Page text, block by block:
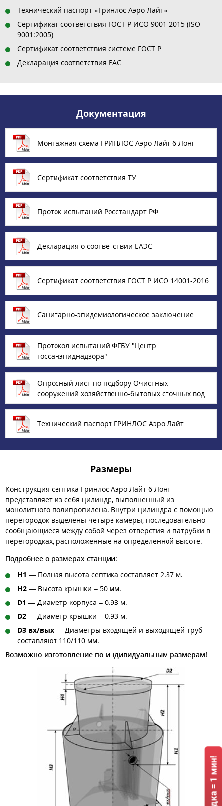
Технический паспорт «Гринлос Аэро Лайт»
Сертификат соответствия ГОСТ Р ИСО 9001-2015 (ISO
9001:2005)
Сертификат соответствия системе ГОСТ Р
Декларация соответствия EAC
Документация
Монтажная схема ГРИНЛОС Аэро Лайт 6 Лонг
Сертификат соответствия ТУ
Проток испытаний Росстандарт РФ
Декларация о соответствии ЕАЭС
Сертификат соответствия ГОСТ Р ИСО 14001-2016
Санитарно-эпидемиологическое заключение
Протокол испытаний ФГБУ "Центр
госсанэпиднадзора"
Опросный лист по подбору Очистных
сооружений хозяйственно-бытовых сточных вод
Технический паспорт ГРИНЛОС Аэро Лайт
Размеры
Конструкция септика Гринлос Аэро Лайт 6 Лонг
представляет из себя цилиндр, выполненный из
монолитного полипропилена. Внутри цилиндра с помощью
перегородок выделены четыре камеры, последовательно
сообщающиеся между собой через отверстия и патрубки в
перегородках, расположенные на определенной высоте.
Подробнее о размерах станции:
H1 — Полная высота септика составляет 2.87 м.
H2 — Высота крышки – 50 мм.
D1 — Диаметр корпуса – 0.93 м.
D2 — Диаметр крышки – 0.93 м.
D3 вх/вых — Диаметры входящей и выходящей труб
составляют 110/110 мм.
Возможно изготовление по индивидуальным размерам!